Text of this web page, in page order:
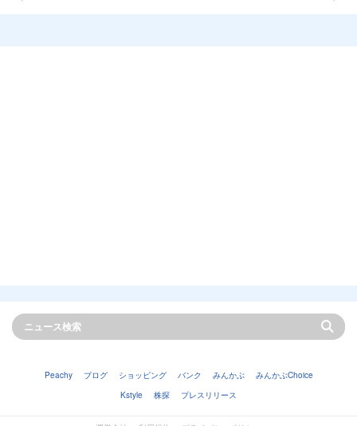
Peachy ブログ ショッピング バンク みんかぶ
みんかぶChoice
Kstyle
株探 プレスリリース